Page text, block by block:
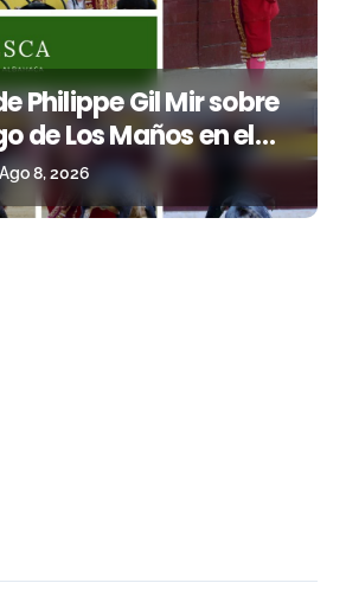
Philippe Gil Mir sobre
de Los Maños en el
Huesca
Ago 8, 2026